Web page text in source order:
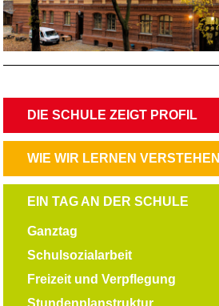
NAVIGATION
ÜBERSPRINGEN
DIE SCHULE ZEIGT PROFIL
NAVIGATION
ÜBERSPRINGEN
WIE WIR LERNEN VERSTEHEN
NAVIGATION
EIN TAG AN DER SCHULE
Ganztag
Schulsozialarbeit
Freizeit und Verpflegung